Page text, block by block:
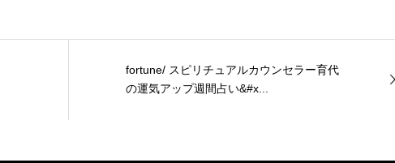
fortune/ スピリチュアルカウンセラー育代
の運気アップ週間占い&#x...